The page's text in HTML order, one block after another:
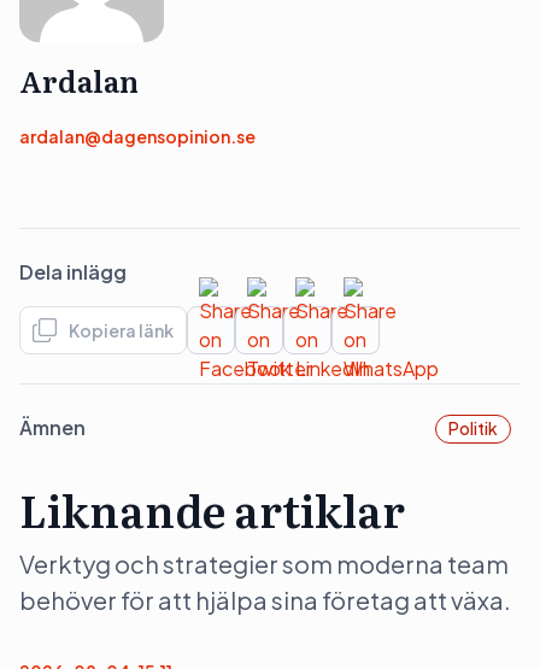
Ardalan
ardalan@dagensopinion.se
Dela inlägg
Kopiera länk
Ämnen Politik
Liknande artiklar
Verktyg och strategier som moderna team
behöver för att hjälpa sina företag att växa.